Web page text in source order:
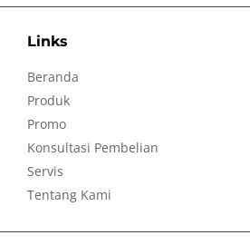
Links
Beranda
Produk
Promo
Konsultasi Pembelian
Servis
Tentang Kami